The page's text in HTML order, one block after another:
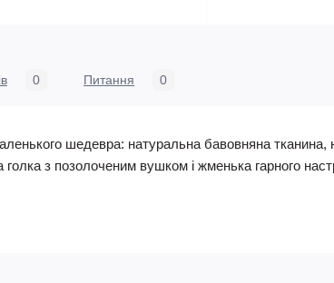
0 Питання 0
шедевра: натуральна бавовняна
голка з позолоченим вушком і жменька гарного